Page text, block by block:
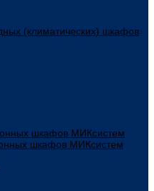
(климатических) шкафов
шкафов МИКсистем
шкафов МИКсистем